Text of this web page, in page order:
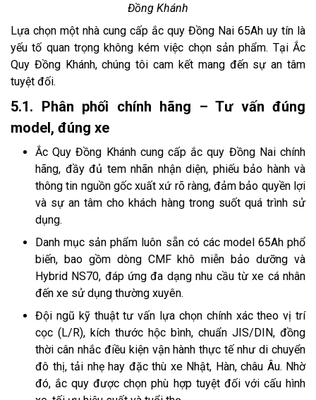
Đồng Khánh
Lựa chọn một nhà cung cấp ắc quy Đồng Nai 65Ah uy tín là
yếu tố quan trọng không kém việc chọn sản phẩm. Tại Ắc
Quy Đồng Khánh, chúng tôi cam kết mang đến sự an tâm
tuyệt đối.
5.1. Phân phối chính hãng – Tư vấn đúng
model, đúng xe
Ắc Quy Đồng Khánh cung cấp ắc quy Đồng Nai chính
hãng, đầy đủ tem nhãn nhận diện, phiếu bảo hành và
thông tin nguồn gốc xuất xứ rõ ràng, đảm bảo quyền lợi
và sự an tâm cho khách hàng trong suốt quá trình sử
dụng.
Danh mục sản phẩm luôn sẵn có các model 65Ah phổ
biến, bao gồm dòng CMF khô miễn bảo dưỡng và
Hybrid NS70, đáp ứng đa dạng nhu cầu từ xe cá nhân
đến xe sử dụng thường xuyên.
Đội ngũ kỹ thuật tư vấn lựa chọn chính xác theo vị trí
cọc (L/R), kích thước hộc bình, chuẩn JIS/DIN, đồng
thời cân nhắc điều kiện vận hành thực tế như di chuyển
đô thị, tải nhẹ hay đặc thù xe Nhật, Hàn, châu Âu. Nhờ
đó, ắc quy được chọn phù hợp tuyệt đối với cấu hình